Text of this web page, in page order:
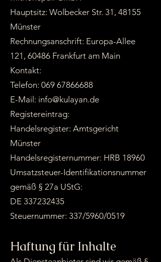
Hauptsitz: Wolbecker Str. 31, 48155
Münster
Rechnungsanschrift: Europa-Allee
121, 60486 Frankfurt am Main
Kontakt:
Telefon: 069 67866688
E-Mail: info@kulayan.de
Registereintrag:
Handelsregister: Amtsgericht
Münster
Handelsregisternummer: HRB 18960
Umsatzsteuer-Identifikationsnummer
gemäß § 27a UStG:
DE 337232435
Steuernummer: 337/5960/0519
Haftung für Inhalte